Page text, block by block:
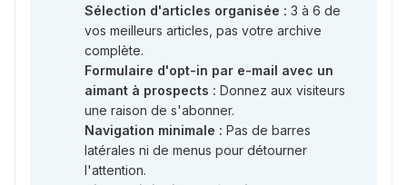
Sélection d'articles organisée : 3 à 6 de
vos meilleurs articles, pas votre archive
complète.
Formulaire d'opt-in par e-mail avec un
aimant à prospects : Donnez aux visiteurs
une raison de s'abonner.
Navigation minimale : Pas de barres
latérales ni de menus pour détourner
l'attention.